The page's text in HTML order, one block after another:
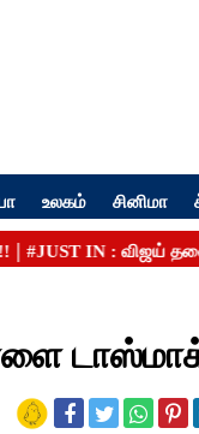
உலகம் சினிமா